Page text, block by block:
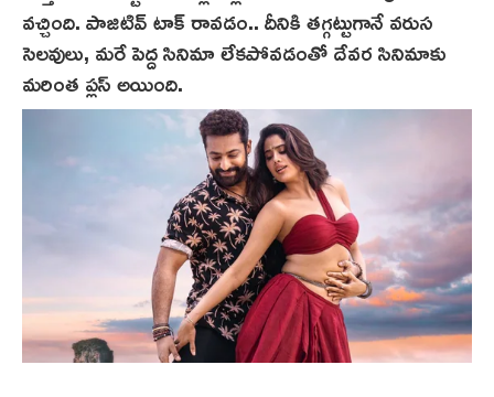
వచ్చింది. పాజిటివ్ టాక్ రావడం.. దీనికి తగ్గట్టుగానే వరుస
సెలవులు, మరే పెద్ద సినిమా లేకపోవడంతో దేవర సినిమాకు
మరింత ప్లస్ అయింది.